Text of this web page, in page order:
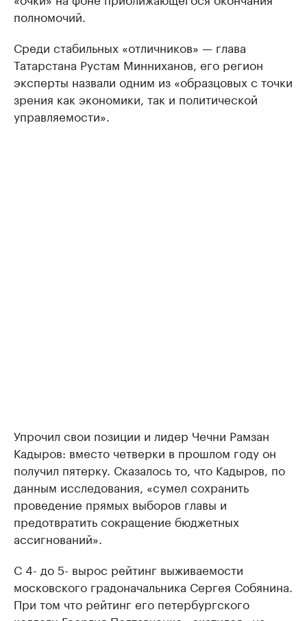
полномочий.
Среди стабильных «отличников» — глава
Татарстана Рустам Минниханов, его регион
эксперты назвали одним из «образцовых с точки
зрения как экономики, так и политической
управляемости».
Упрочил свои позиции и лидер Чечни Рамзан
Кадыров: вместо четверки в прошлом году он
получил пятерку. Сказалось то, что Кадыров, по
данным исследования, «сумел сохранить
проведение прямых выборов главы и
предотвратить сокращение бюджетных
ассигнований».
С 4- до 5- вырос рейтинг выживаемости
московского градоначальника Сергея Собянина.
При том что рейтинг его петербургского